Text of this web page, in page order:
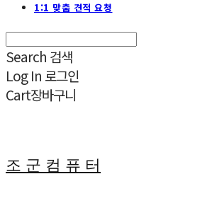
1:1 맞춤 견적 요청
Search 검색
Log In 로그인
Cart장바구니
조 군 컴 퓨 터